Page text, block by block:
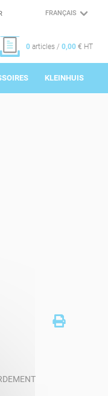
CHOIX
0 articles / 0,00 € HT
KLEINHUIS